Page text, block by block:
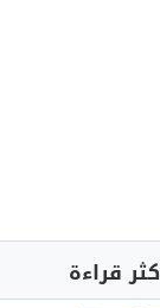
قراءة